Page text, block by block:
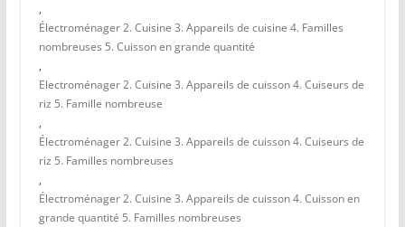
,
Électroménager 2. Cuisine 3. Appareils de cuisine 4. Familles
nombreuses 5. Cuisson en grande quantité
,
Electroménager 2. Cuisine 3. Appareils de cuisson 4. Cuiseurs de
riz 5. Famille nombreuse
,
Électroménager 2. Cuisine 3. Appareils de cuisson 4. Cuiseurs de
riz 5. Familles nombreuses
,
Électroménager 2. Cuisine 3. Appareils de cuisson 4. Cuisson en
grande quantité 5. Familles nombreuses